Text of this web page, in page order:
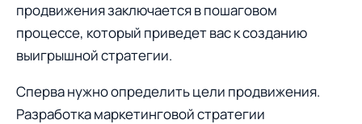
продвижения заключается в пошаговом
процессе, который приведет вас к созданию
выигрышной стратегии.
Сперва нужно определить цели продвижения.
Разработка маркетинговой стратегии